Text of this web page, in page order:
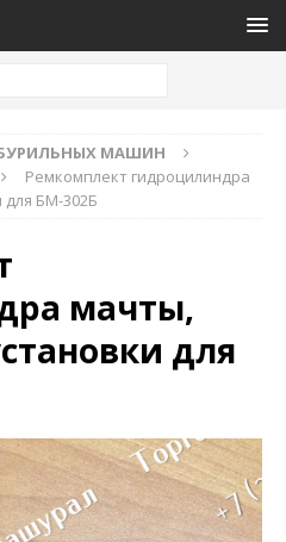
МАШИН
Ремкомплект гидроцилиндра
БМ-302Б
мачты,
для